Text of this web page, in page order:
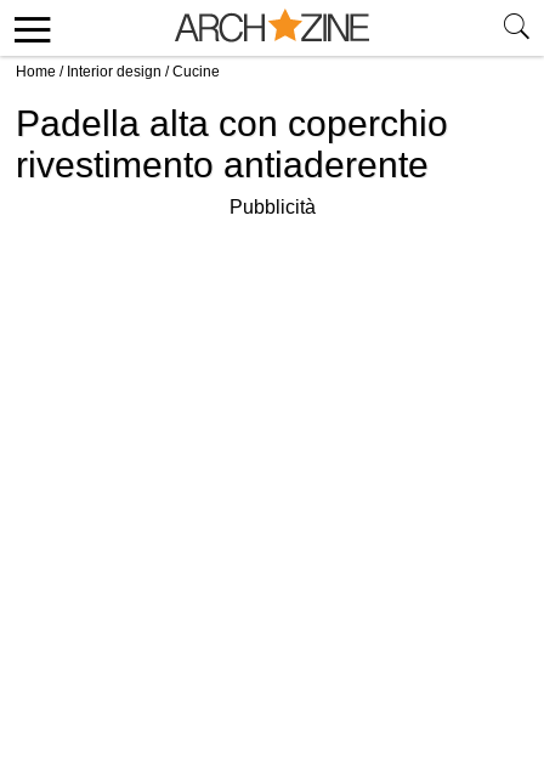
Home / Interior design /Cucine
Padella alta con coperchio
rivestimento antiaderente
Pubblicità